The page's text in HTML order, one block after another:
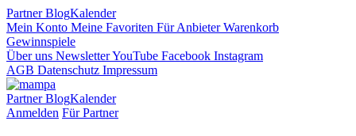
PartnerBlogKalender
Mein Konto Meine Favoriten Für AnbieterWarenkorb
Gewinnspiele
Über uns NewsletterYouTube Facebook Instagram
AGB Datenschutz Impressum
PartnerBlogKalender
Anmelden Für Partner